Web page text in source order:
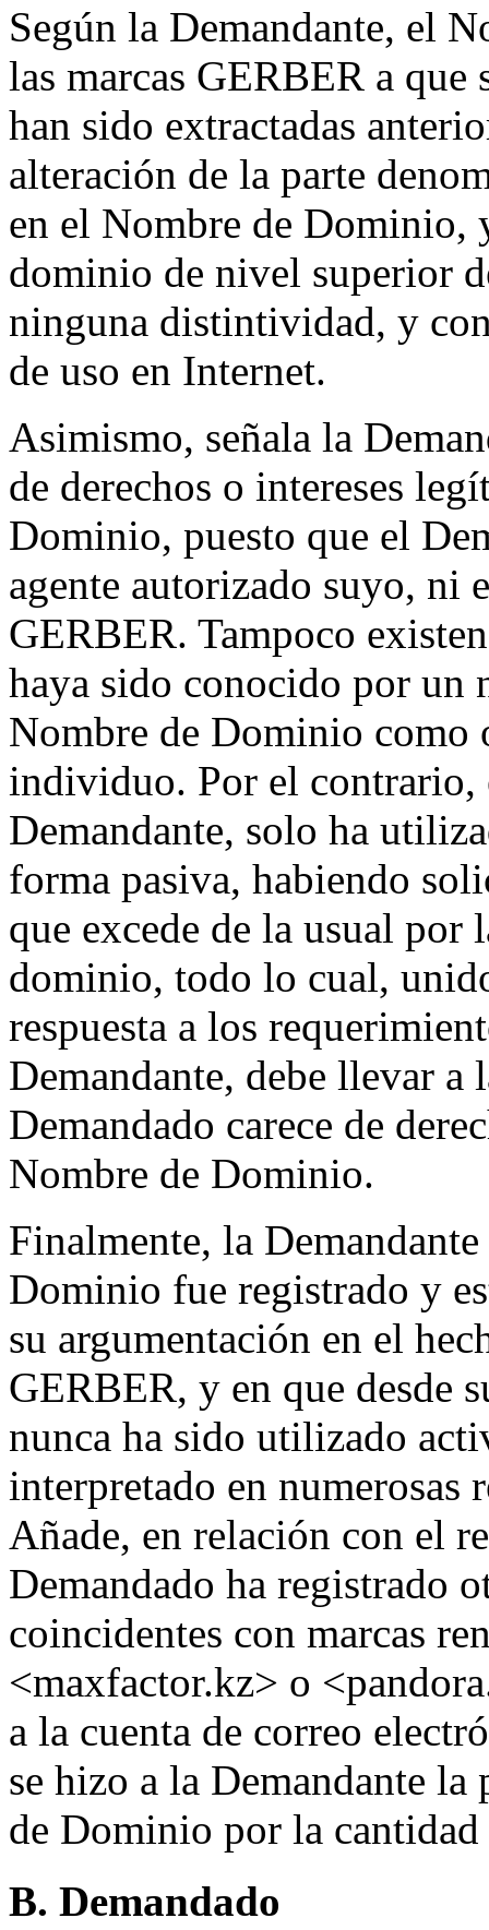
Según la Demandante, el
las marcas GERBER a que
han sido extractadas
alteración de la parte
en el Nombre de Dominio,
dominio de nivel superior
ninguna distintividad, y
de uso en Internet.
Asimismo, señala la
de derechos o intereses
Dominio, puesto que el
agente autorizado suyo, ni
GERBER. Tampoco
haya sido conocido por un
Nombre de Dominio como
individuo. Por el contrario,
Demandante, solo ha
forma pasiva, habiendo
que excede de la usual
dominio, todo lo cual,
respuesta a los
Demandante, debe llevar a
Demandado carece de
Nombre de Dominio.
Finalmente, la
Dominio fue registrado y
su argumentación en el
GERBER, y en que desde
nunca ha sido utilizado
interpretado en numerosas
Añade, en relación con el
Demandado ha registrado
coincidentes con marcas
<maxfactor.kz> o
a la cuenta de correo
se hizo a la Demandante
de Dominio por la
B. Demandado